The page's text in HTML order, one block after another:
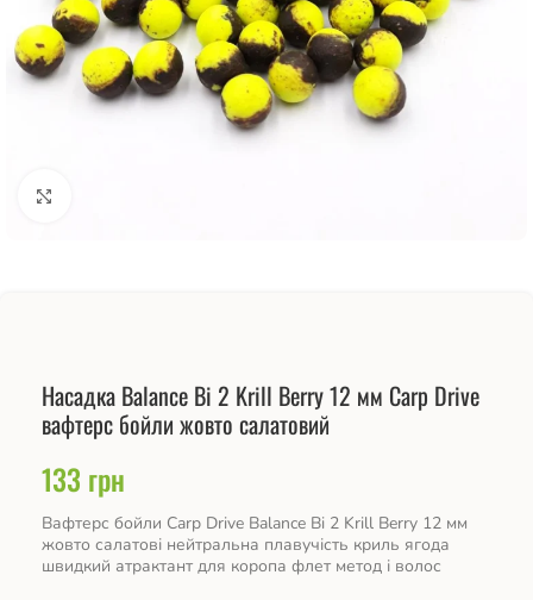
Насадка Balance Bi 2 Krill Berry 12 мм Carp Drive
вафтерс бойли жовто салатовий
133 грн
Вафтерс бойли Carp Drive Balance Bi 2 Krill Berry 12 мм
жовто салатові нейтральна плавучість криль ягода
швидкий атрактант для коропа флет метод і волос